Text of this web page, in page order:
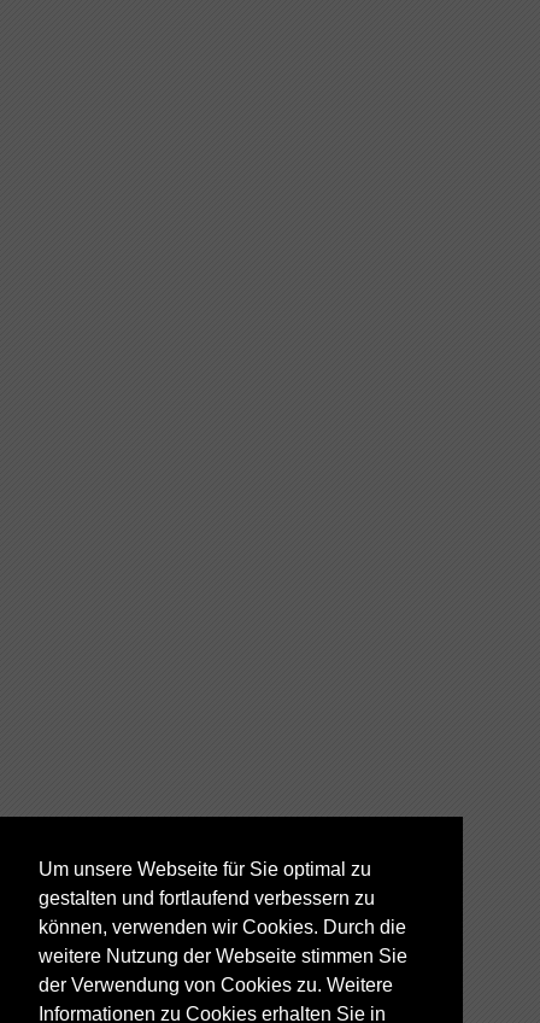
Um unsere Webseite für Sie optimal zu
gestalten und fortlaufend verbessern zu
können, verwenden wir Cookies. Durch die
weitere Nutzung der Webseite stimmen Sie
der Verwendung von Cookies zu. Weitere
Informationen zu Cookies erhalten Sie in